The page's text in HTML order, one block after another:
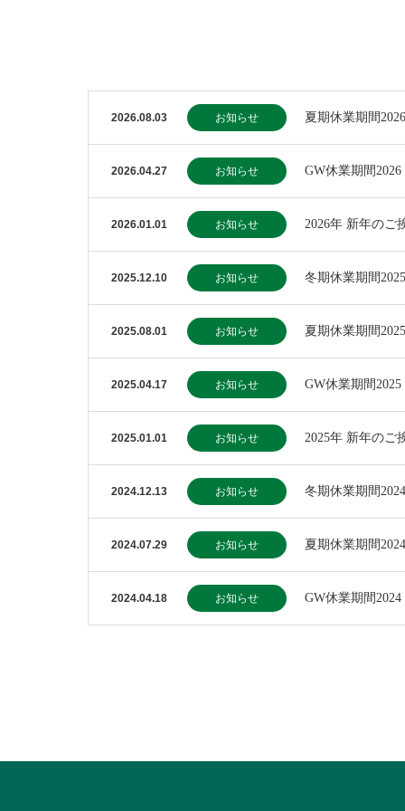
2026.08.03 お知らせ 夏期休業期間2026
2026.04.27 お知らせ GW休業期間2026
2026.01.01 お知らせ 2026年 新年のご
2025.12.10 お知らせ 冬期休業期間2025
2025.08.01 お知らせ 夏期休業期間2025
2025.04.17 お知らせ GW休業期間2025
2025.01.01 お知らせ 2025年 新年のご
2024.12.13 お知らせ 冬期休業期間2024
2024.07.29 お知らせ 夏期休業期間2024
2024.04.18 お知らせ GW休業期間2024